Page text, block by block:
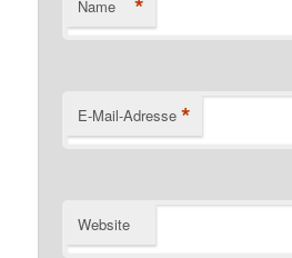
Name
E-Mail-Adresse *
Website